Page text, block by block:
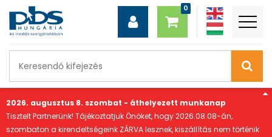
2026. augusztus 8. szombat - áthelyezett munkanap
Tisztelt Partnerünk! Tájékoztatjuk Önöket, hogy 2026.08.08-án,
szombaton a kirendeltségeink ZÁRVA lesznek, kiszállítás nem történik